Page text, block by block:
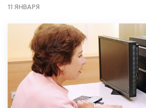
11 ЯНВАРЯ